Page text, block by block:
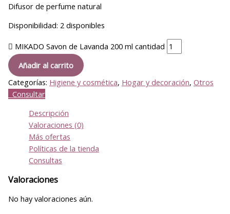
Difusor de perfume natural
Disponibilidad: 2 disponibles
 MIKADO Savon de Lavanda 200 ml cantidad
Añadir al carrito
Categorías: Higiene y cosmética, Hogar y decoración, Otros
Consultar
Descripción
Valoraciones (0)
Más ofertas
Políticas de la tienda
Consultas
Valoraciones
No hay valoraciones aún.